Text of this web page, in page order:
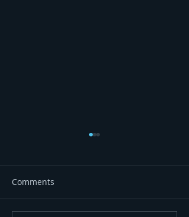
Comments